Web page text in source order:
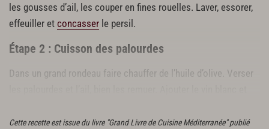
les gousses d’ail, les couper en fines rouelles. Laver, essorer,
effeuiller et concasser le persil.
Étape 2 : Cuisson des palourdes
Dans un grand rondeau faire chauffer de l’huile d’olive. Verser
Cette recette est issue du livre "Grand Livre de Cuisine Méditerranée" publié